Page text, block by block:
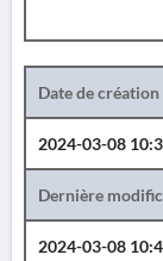
Date de création
2024-03-08
Dernière
2024-03-08